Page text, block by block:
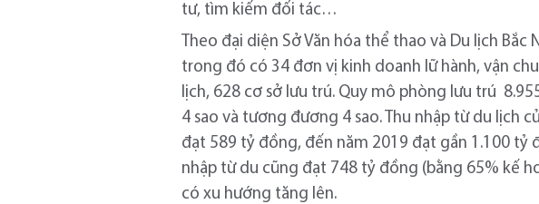
tư, tìm kiếm đối tác…
Theo đại diện Sở Văn hóa thể thao và Du lịch
trong đó có 34 đơn vị kinh doanh lữ hành, vận
lịch, 628 cơ sở lưu trú. Quy mô phòng lưu trú
4 sao và tương đương 4 sao. Thu nhập từ du lịch
đạt 589 tỷ đồng, đến năm 2019 đạt gần 1.100 tỷ
nhập từ du cũng đạt 748 tỷ đồng (bằng 65% kế
có xu hướng tăng lên.